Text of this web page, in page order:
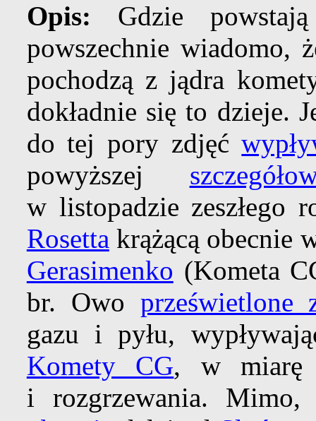
Opis: Gdzie
powszechnie wiadomo,
pochodzą z jądra
dokładnie się to dzieje.
do tej pory zdjęć
powyższej
w listopadzie zeszłego
Rosetta krążącą obecnie
Gerasimenko (Kometa
br. Owo prześwietlone
gazu i pyłu,
Komety CG, w miarę
i rozgrzewania.